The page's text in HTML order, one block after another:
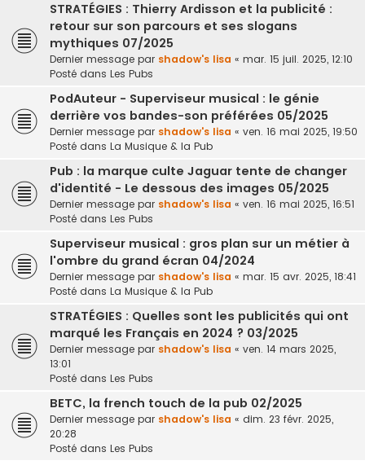
STRATÉGIES : Thierry Ardisson et la publicité :
retour sur son parcours et ses slogans
mythiques 07/2025
Dernier message par shadow's lisa « mar. 15 juil. 2025, 12:10
Posté dans Les Pubs
PodAuteur - Superviseur musical : le génie
derrière vos bandes-son préférées 05/2025
Dernier message par shadow's lisa « ven. 16 mai 2025, 19:50
Posté dans La Musique & la Pub
Pub : la marque culte Jaguar tente de changer
d'identité - Le dessous des images 05/2025
Dernier message par shadow's lisa « ven. 16 mai 2025, 16:51
Posté dans Les Pubs
Superviseur musical : gros plan sur un métier à
l'ombre du grand écran 04/2024
Dernier message par shadow's lisa « mar. 15 avr. 2025, 18:41
Posté dans La Musique & la Pub
STRATÉGIES : Quelles sont les publicités qui ont
marqué les Français en 2024 ? 03/2025
Dernier message par shadow's lisa « ven. 14 mars 2025,
13:01
Posté dans Les Pubs
BETC, la french touch de la pub 02/2025
Dernier message par shadow's lisa « dim. 23 févr. 2025,
20:28
Posté dans Les Pubs